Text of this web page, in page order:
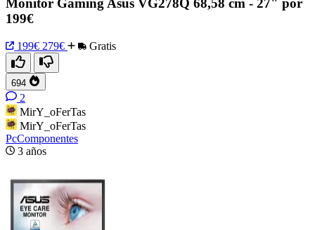
Monitor Gaming Asus VG278Q 68,58 cm - 27" por
199€
199€ 279€ Gratis
694
2
MirY_oFerTas
MirY_oFerTas
PcComponentes
3 años